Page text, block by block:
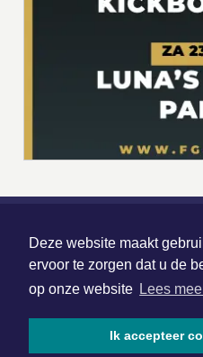
Deze website maakt
ervoor te zorgen dat u de
op onze website Lees
Ik accepteer
Nieuws |
Hoofdvestiging:
van Benthuizenlaan 1